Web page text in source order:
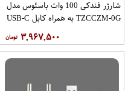
شارژر فندکی 100 وات باسئوس مدل
TZCCZM-0G به همراه کابل USB-C
۳,۹۶۷,۵۰۰